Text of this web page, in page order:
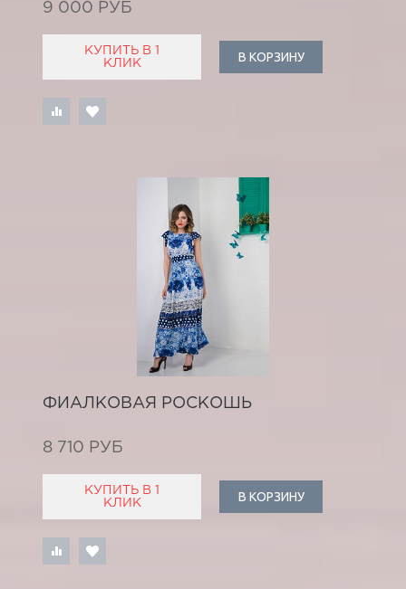
9 000 РУБ
КУПИТЬ В 1
КЛИК
В КОРЗИНУ
ФИАЛКОВАЯ РОСКОШЬ
8 710 РУБ
КУПИТЬ В 1
КЛИК
В КОРЗИНУ